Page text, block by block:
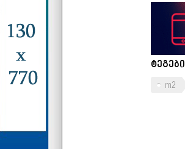
ტეგები
m2